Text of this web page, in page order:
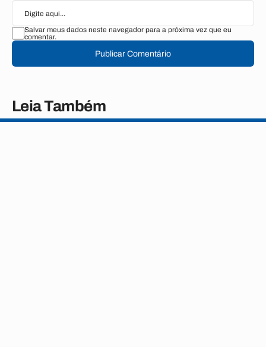
Salvar meus dados neste navegador para a próxima vez que eu
comentar.
Publicar Comentário
Leia Também